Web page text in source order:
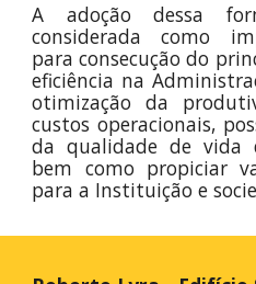
A adoção dessa
considerada como
para consecução do
eficiência na
otimização da
custos operacionais,
da qualidade de vida
bem como propiciar
para a Instituição e